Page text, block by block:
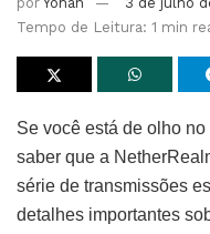
Tempo de Leitura: 1 min
Se você está de olho
saber que a
série de transmissões
detalhes importantes